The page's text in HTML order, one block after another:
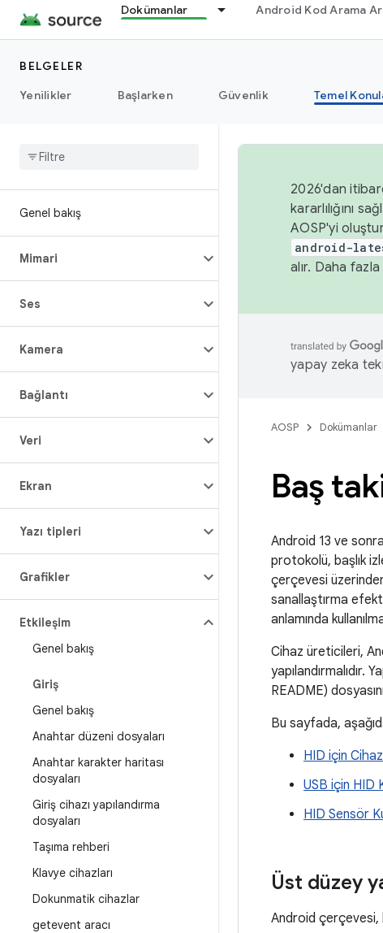
Dokümanlar Android Kod Arama
BELGELER
Yenilikler
Başlarken Güvenlik Temel
Genel bakış
Mimari
Ses
Kamera
Bağlantı
Veri
Ekran
Yazı tipleri
Grafikler
Etkileşim
Genel bakış
Giriş
Genel bakış
Anahtar düzeni dosyaları
Anahtar karakter haritası
dosyaları
Giriş cihazı yapılandırma
dosyaları
Taşıma rehberi
Klavye cihazları
Dokunmatik cihazlar
getevent aracı
2026'dan
kararlılığını
AOSP'yi
android-
alır. Daha
yapay zeka
AOSP Dokümanlar
Baş
Android 13 ve
protokolü, başlık
çerçevesi
sanallaştırma
anlamında
Cihaz üreticileri,
yapılandırmalıdır.
README)
Bu sayfada,
HID için Cihaz
USB için HID
HID Sensör
Üst düzey
Android çerçevesi,